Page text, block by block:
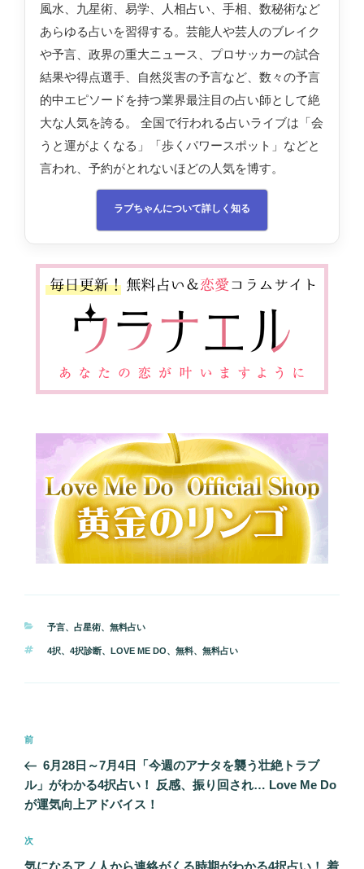
風水、九星術、易学、人相占い、手相、数秘術など
あらゆる占いを習得する。芸能人や芸人のブレイク
や予言、政界の重大ニュース、プロサッカーの試合
結果や得点選手、自然災害の予言など、数々の予言
的中エピソードを持つ業界最注目の占い師として絶
大な人気を誇る。 全国で行われる占いライブは「会
うと運がよくなる」「歩くパワースポット」などと
言われ、予約がとれないほどの人気を博す。
ラブちゃんについて詳しく知る
カ
ゴ
ー
予言、 占星術、 無料占い
タ
4択、 4択診断、 LOVE ME DO、 無料、 無料占い
投
ナ
ビ
ー
前
の
投
稿
前
6月28日～7月4日「今週のアナタを襲う壮絶トラブ
ル」がわかる4択占い！ 反感、振り回され… Love Me Do
が運気向上アドバイス！
次
の
次
気になるアノ人から連絡がくる時期がわかる4択占い！ 着